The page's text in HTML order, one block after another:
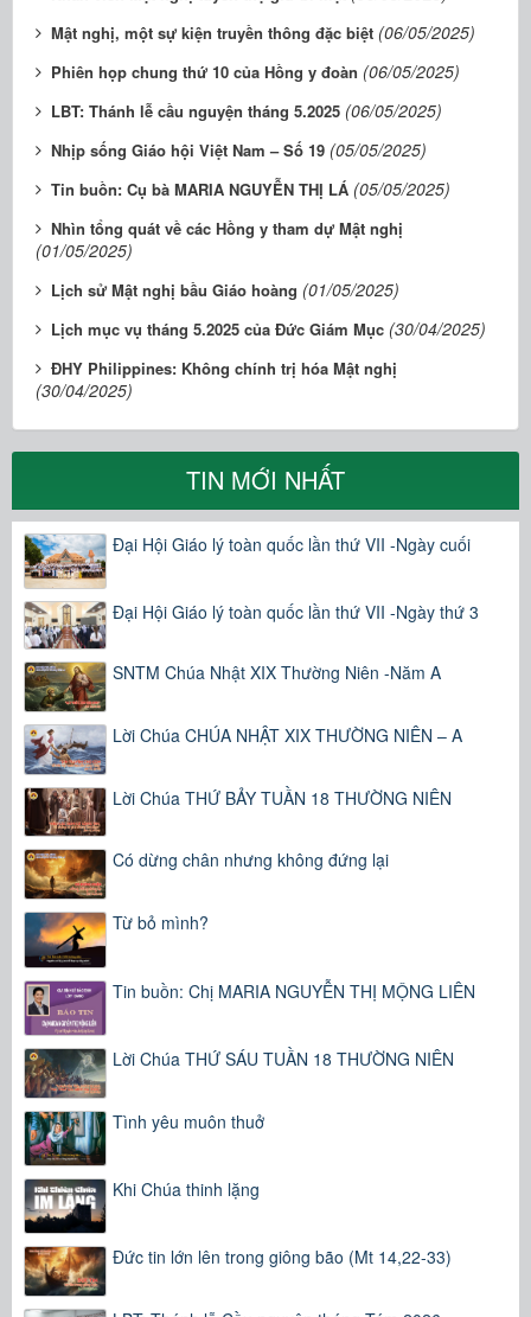
Mật nghị, một sự kiện truyền thông đặc biệt (06/05/2025)
Phiên họp chung thứ 10 của Hồng y đoàn (06/05/2025)
LBT: Thánh lễ cầu nguyện tháng 5.2025 (06/05/2025)
Nhịp sống Giáo hội Việt Nam – Số 19 (05/05/2025)
Tin buồn: Cụ bà MARIA NGUYỄN THỊ LÁ (05/05/2025)
​​​​​​​Nhìn tổng quát về các Hồng y tham dự Mật nghị
(01/05/2025)
Lịch sử Mật nghị bầu Giáo hoàng (01/05/2025)
Lịch mục vụ tháng 5.2025 của Đức Giám Mục (30/04/2025)
ĐHY Philippines: Không chính trị hóa Mật nghị
(30/04/2025)
TIN MỚI NHẤT
Đại Hội Giáo lý toàn quốc lần thứ VII -Ngày cuối
Đại Hội Giáo lý toàn quốc lần thứ VII -Ngày thứ 3
SNTM Chúa Nhật XIX Thường Niên -Năm A
Lời Chúa CHÚA NHẬT XIX THƯỜNG NIÊN – A
Lời Chúa THỨ BẢY TUẦN 18 THƯỜNG NIÊN
Có dừng chân nhưng không đứng lại
Từ bỏ mình?
Tin buồn: Chị MARIA NGUYỄN THỊ MỘNG LIÊN
Lời Chúa THỨ SÁU TUẦN 18 THƯỜNG NIÊN
Tình yêu muôn thuở
Khi Chúa thinh lặng
Đức tin lớn lên trong giông bão (Mt 14,22-33)